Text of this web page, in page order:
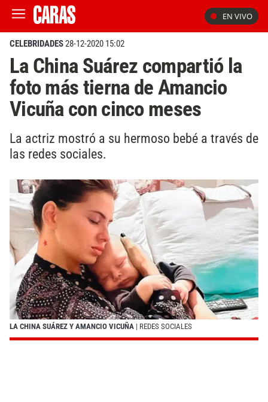
EN VIVO
CELEBRIDADES28-12-2020 15:02
La China Suárez compartió la
foto más tierna de Amancio
Vicuña con cinco meses
La actriz mostró a su hermoso bebé a través de
las redes sociales.
LA CHINA SUÁREZ Y AMANCIO VICUÑA | REDES SOCIALES